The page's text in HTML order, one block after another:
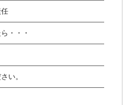
任
・・・
い。